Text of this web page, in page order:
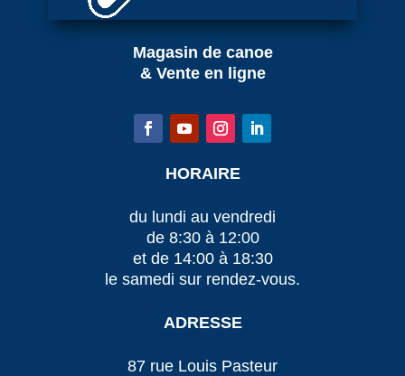
Magasin de canoe
& Vente en ligne
HORAIRE
du lundi au vendredi
de 8:30 à 12:00
et de 14:00 à 18:30
le samedi sur rendez-vous.
ADRESSE
87 rue Louis Pasteur